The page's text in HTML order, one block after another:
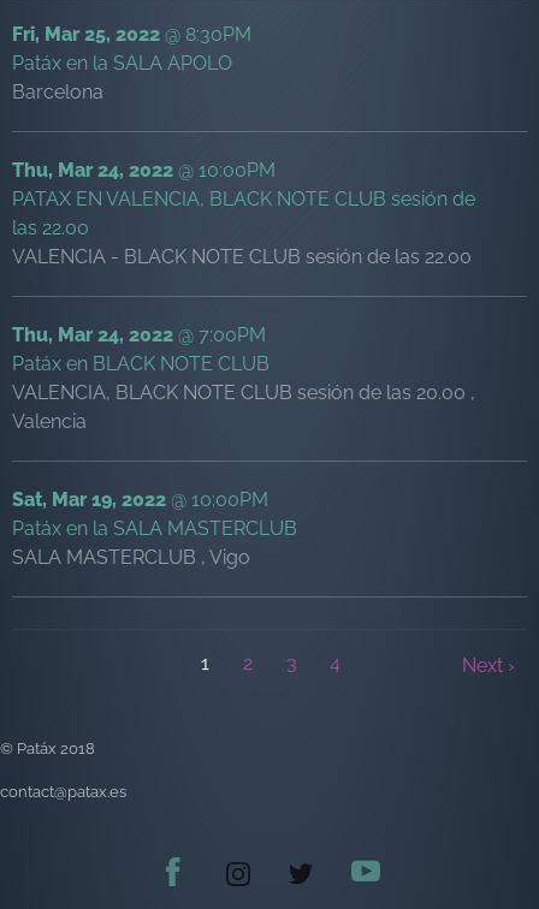
Fri, Mar 25, 2022 @ 8:30PM
Patáx en la SALA APOLO
Barcelona
Thu, Mar 24, 2022 @ 10:00PM
PATAX EN VALENCIA, BLACK NOTE CLUB sesión de
las 22.00
VALENCIA - BLACK NOTE CLUB sesión de las 22.00
Thu, Mar 24, 2022 @ 7:00PM
Patáx en BLACK NOTE CLUB
VALENCIA, BLACK NOTE CLUB sesión de las 20.00 ,
Valencia
Sat, Mar 19, 2022 @ 10:00PM
Patáx en la SALA MASTERCLUB
SALA MASTERCLUB , Vigo
1 2 3 4 Next ›
© Patáx 2018
contact@patax.es